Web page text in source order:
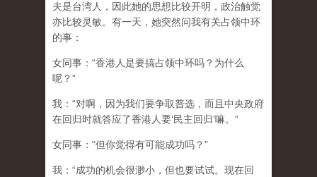
夫是台湾人，因此她的思想比较开明，政治触觉
亦比较灵敏。有一天，她突然问我有关占领中环
的事：
女同事：“香港人是要搞占领中环吗？为什么
呢？”
我：“对啊，因为我们要争取普选，而且中央政府
在回归时就答应了香港人要‘民主回归’嘛。”
女同事：“但你觉得有可能成功吗？”
我：“成功的机会很渺小，但也要试试。现在回